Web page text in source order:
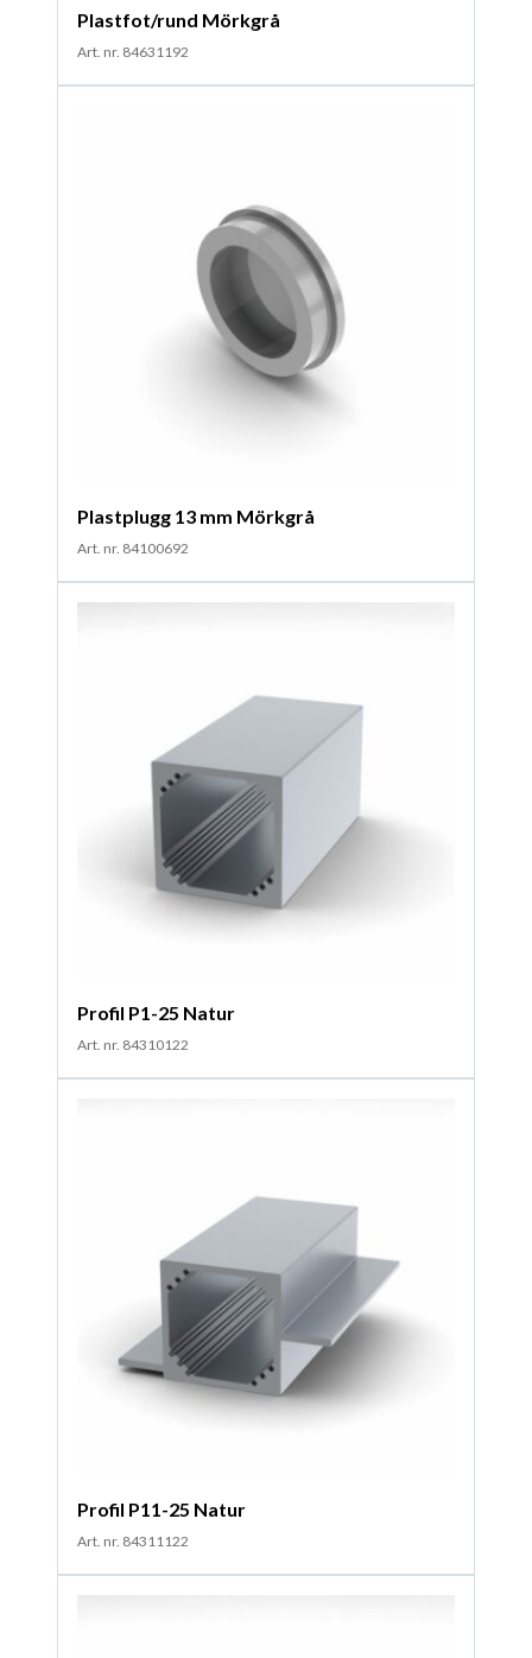
Plastfot/rund Mörkgrå
Art. nr. 84631192
Plastplugg 13 mm Mörkgrå
Art. nr. 84100692
Profil P1-25 Natur
Art. nr. 84310122
Profil P11-25 Natur
Art. nr. 84311122